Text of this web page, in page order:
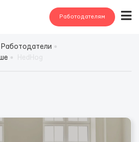
Работодателям
Работодатели